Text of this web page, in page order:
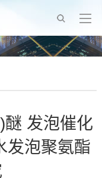
醚 发泡催化
发泡聚氨酯